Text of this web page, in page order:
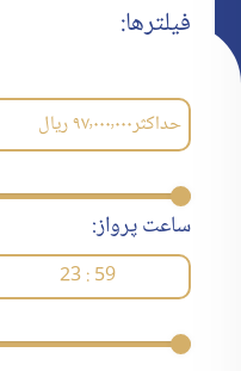
فیلترها:
حداکثر۹۷٬۰۰۰٬۰۰۰ریال
ساعت پرواز:
23 : 59